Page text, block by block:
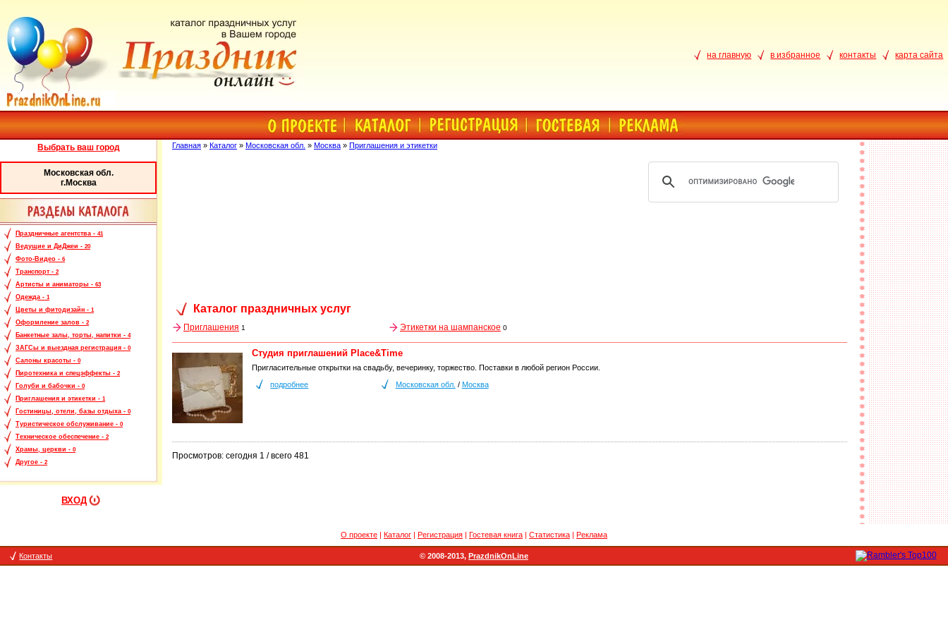
на главную в избранное контакты карта сайта
Выбрать ваш город
Московская обл.
г.Москва
Праздничные агентства - 41
Ведущие и ДиДжеи - 20
Фото-Видео - 6
Транспорт - 2
Артисты и аниматоры - 63
Одежда - 1
Цветы и фитодизайн - 1
Оформление залов - 2
Банкетные залы, торты, напитки - 4
ЗАГСы и выездная регистрация - 0
Салоны красоты - 0
Пиротехника и спецэффекты - 2
Голуби и бабочки - 0
Приглашения и этикетки - 1
Гостиницы, отели, базы отдыха - 0
Туристическое обслуживание - 0
Техническое обеспечение - 2
Храмы, церкви - 0
Другое - 2
ВХОД
Главная » Каталог » Московская обл. » Москва » Приглашения и этикетки
Каталог праздничных услуг
Приглашения 1 Этикетки на шампанское 0
Студия приглашений Place&Time
Пригласительные открытки на свадьбу, вечеринку, торжество. Поставки в любой регион России.
подробнее
Московская обл. / Москва
Просмотров: сегодня 1 / всего 481
О проекте Каталог Регистрация Гостевая книга Статистика Реклама
Контакты © 2008-2013, PrazdnikOnLine